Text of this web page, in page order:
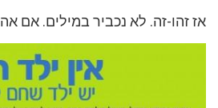
אז זהו-זה. לא נכביר במילים. אם